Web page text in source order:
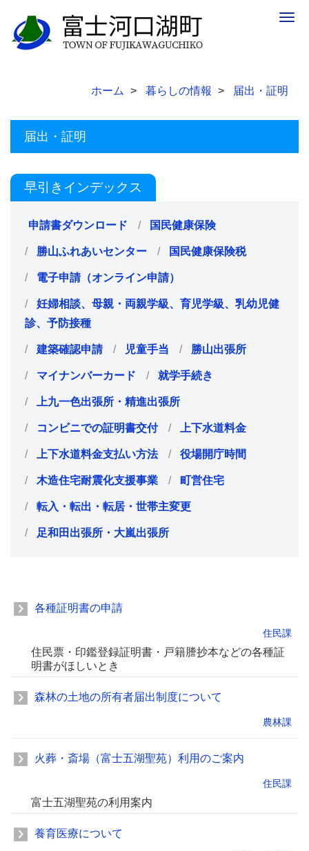
ホーム 暮らしの情報 届出・証明
届出・証明
早引きインデックス
申請書ダウンロード 国民健康保険
勝山ふれあいセンター 国民健康保険税
電子申請（オンライン申請）
妊婦相談、母親・両親学級、育児学級、乳幼児健
診、予防接種
建築確認申請 児童手当 勝山出張所
マイナンバーカード 就学手続き
上九一色出張所・精進出張所
コンビニでの証明書交付 上下水道料金
上下水道料金支払い方法 役場開庁時間
木造住宅耐震化支援事業 町営住宅
転入・転出・転居・世帯主変更
足和田出張所・大嵐出張所
各種証明書の申請
住民課
住民票・印鑑登録証明書・戸籍謄抄本などの各種証
明書がほしいとき
森林の土地の所有者届出制度について
農林課
火葬・斎場（富士五湖聖苑）利用のご案内
住民課
富士五湖聖苑の利用案内
養育医療について